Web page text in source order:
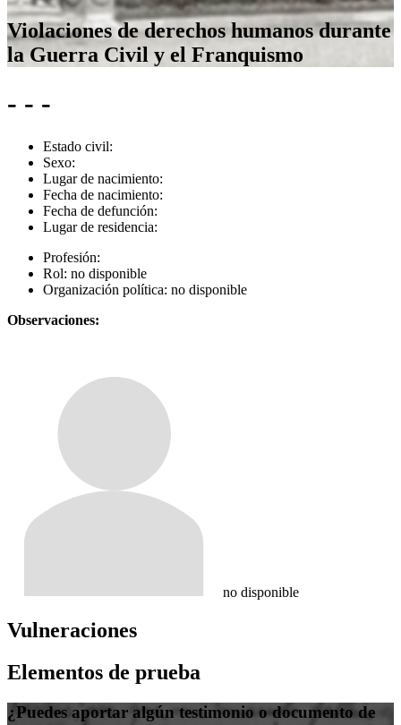
Violaciones de derechos humanos durante
la Guerra Civil y el Franquismo
- - -
Estado civil:
Sexo:
Lugar de nacimiento:
Fecha de nacimiento:
Fecha de defunción:
Lugar de residencia:
Profesión:
Rol: no disponible
Organización política: no disponible
Observaciones:
no disponible
Vulneraciones
Elementos de prueba
¿Puedes aportar algún testimonio o documento de